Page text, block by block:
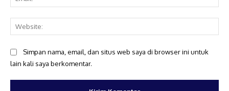
Simpan nama, email, dan situs web saya di browser ini untuk
lain kali saya berkomentar.